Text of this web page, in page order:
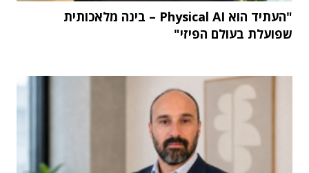
"העתיד הוא Physical AI – בינה מלאכותית
שפועלת בעולם הפיזי"